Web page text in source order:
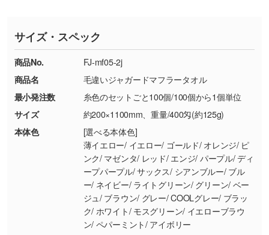
す。→詳しく見る
・コーポレートカラーを使って印刷したい／印
刷色にこだわりがある
DIC・PANTONEなどのカラーチップの指定や、
現物支給による色指定も承っております。→詳
しく見る
・背景がある画像からキャラクター部分だけを
使いたいです
シンプルな背景のデータや、使いたいキャラク
ター部分の輪郭がはっきりしているデータは切
り抜き処理が可能です。→詳しく見る
※詳しくは「商品の良品基準について
ください。
【返品・交換ができない場合】
・お客様の元で商品を加工された場合、または
商品が破損した場合
・商品到着後7日以上経過している場合
・お客様のご都合による返品・交換依頼(商
品・色・数量などの注文間違い等)
TEL：0422-29-9911 営業時間10:00～
18:00(土日祝日除く)
お問い合わせフォームはこちら
サイズ・スペック
商品No.
FJ-mf05-2j
商品名
毛違いジャガードマフラータオル
最小発注数
糸色のセットごと100個/100個から1個単位
サイズ
約200×1100mm、重量/400匁(約125g)
本体色
[選べる本体色]
薄イエロー/ イエロー/ ゴールド/ オレンジ/ ピ
ンク/ マゼンタ/ レッド/ エンジ/ パープル/ ディ
ープパープル/ サックス/ シアンブルー/ ブル
ー/ ネイビー/ ライトグリーン/ グリーン/ ベー
ジュ/ ブラウン/ グレー/ COOLグレー/ ブラッ
ク/ ホワイト/ モスグリーン/ イエローブラウ
ン/ ペパーミント/ アイボリー